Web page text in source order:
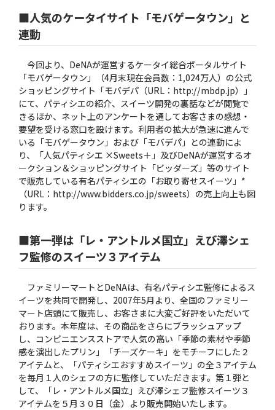
■人気のケータイサイト「モバゲータウン」と
連動
今回より、DeNAが運営するケータイ総合ポータルサイト
「モバゲータウン」（4月末現在会員数：1,024万人）の公式
ショッピングサイト「モバデパ（URL：http://mbdp.jp）」
にて、パティシエの紹介、スイーツ開発の裏話などが閲覧で
きるほか、ネット上のアンケートを通してお客さまの感想・
要望を受ける窓口を設けます。利用者の拡大が急速に進んで
いる「モバゲータウン」および「モバデパ」との連動によ
り、「人気パティシエ ×Sweets＋」及びDeNAが運営するオ
ークション＆ショッピングサイト「ビッダーズ」等のサイト
で販売している有名パティシエの「お取り寄せスイーツ」*
（URL：http://www.bidders.co.jp/sweets）の売上向上も図
ります。
■第一弾は「レ・アントルメ国立」えび澤シェ
フ監修のスイーツ３アイテム
ファミリーマートとDeNAは、有名パティシエ監修によるス
イーツを共同で開発し、2007年5月より、全国のファミリー
マート店頭にて販売し、お客さまに大変ご好評をいただいて
おります。本年度は、その商品をさらにブラッシュアップ
し、コンビニエンスストアで人気の高い「季節の素材や季節
感を演出したプリン」「チーズケーキ」をモチーフにした２
アイテムと、「パティシエおすすめスイーツ」の全３アイテム
を毎月１人のシェフの方に監修していただきます。第１弾と
して、「レ・アントルメ国立」えび澤シェフ監修スイーツ３
アイテムを５月３０日（金）より販売開始いたします。